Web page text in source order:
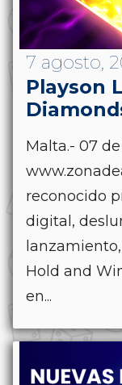
7 agosto,
Playson
Malta.- 07
reconocido
digital,
Hold and
en...